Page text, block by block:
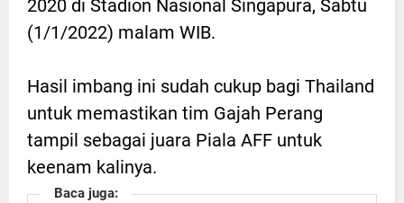
2020 di Stadion Nasional Singapura, Sabtu
(1/1/2022) malam WIB.
Hasil imbang ini sudah cukup bagi Thailand
untuk memastikan tim Gajah Perang
tampil sebagai juara Piala AFF untuk
keenam kalinya.
Baca juga: